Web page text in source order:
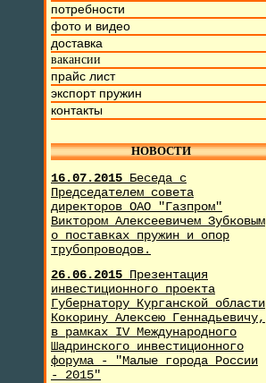
потребности
фото и видео
доставка
вакансии
прайс лист
экспорт пружин
контакты
НОВОСТИ
16.07.2015 Беседа с
Председателем совета
директоров ОАО "Газпром"
Виктором Алексеевичем Зубковым
о поставках пружин и опор
трубопроводов.
26.06.2015 Презентация
инвестиционного проекта
Губернатору Курганской области
Кокорину Алексею Геннадьевичу,
в рамках IV Международного
Шадринского инвестиционного
форума - "Малые города России
- 2015"